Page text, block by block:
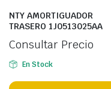
NTY AMORTIGUADOR
TRASERO 1J0513025AA
Consultar Precio
En Stock